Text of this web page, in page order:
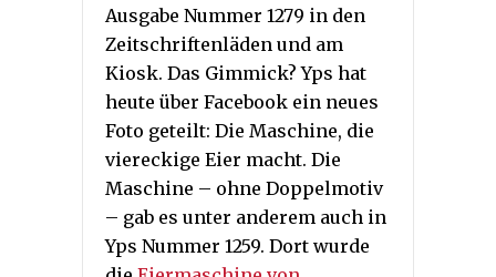
Ausgabe Nummer 1279 in den
Zeitschriftenläden und am
Kiosk. Das Gimmick? Yps hat
heute über Facebook ein neues
Foto geteilt: Die Maschine, die
viereckige Eier macht. Die
Maschine – ohne Doppelmotiv
– gab es unter anderem auch in
Yps Nummer 1259. Dort wurde